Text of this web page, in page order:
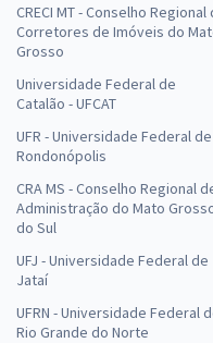
CRECI MT - Conselho Regional
Corretores de Imóveis do
Grosso
Universidade Federal de
Catalão - UFCAT
UFR - Universidade Federal de
Rondonópolis
CRA MS - Conselho Regional
Administração do Mato
do Sul
UFJ - Universidade Federal de
Jataí
UFRN - Universidade Federal
Rio Grande do Norte